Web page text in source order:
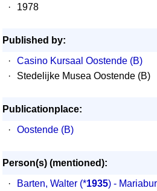
·
1978
Published by:
·
Casino Kursaal Oostende (B)
·
Stedelijke Musea Oostende (B)
Publicationplace:
·
Oostende (B)
Person(s) (mentioned):
·
Barten, Walter (*1935) -